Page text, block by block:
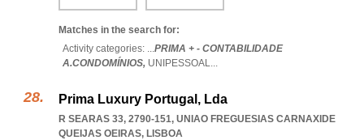
Matches in the search for:
Activity categories: ...PRIMA + - CONTABILIDADE
A.CONDOMÍNIOS, UNIPESSOAL...
Prima Luxury Portugal, Lda
R SEARAS 33, 2790-151, UNIAO FREGUESIAS CARNAXIDE
QUEIJAS OEIRAS, LISBOA